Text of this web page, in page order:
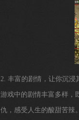
2. 丰富的剧情，让你沉浸
游戏中的剧情丰富多样，
仇，感受人生的酸甜苦辣。